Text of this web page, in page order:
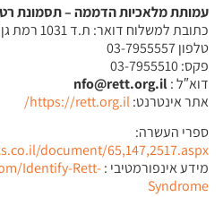
עמותת מלאכיות הדממה – תסמונת רט
כתובת למשלוח דואר: ת.ד 1031 רמת גן 52110
טלפון 03-7955557
פקס: 03-7955510
דוא″ל :nfo@rett.org.il
אתר אינטרנט:https://rett.org.il/
ספרי העשרה:
document/65,147,2517.aspx
מידע אינפורמטיבי :Identify-Rett-
Syndrome